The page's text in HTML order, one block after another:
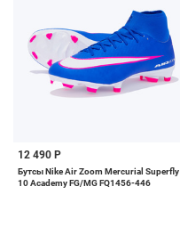
12 490 Р
Бутсы Nike Air Zoom Mercurial Superfly
10 Academy FG/MG FQ1456-446